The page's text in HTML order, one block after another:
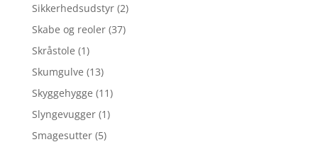
Sikkerhedsudstyr (2)
Skabe og reoler (37)
Skråstole (1)
Skumgulve (13)
Skyggehygge (11)
Slyngevugger (1)
Smagesutter (5)